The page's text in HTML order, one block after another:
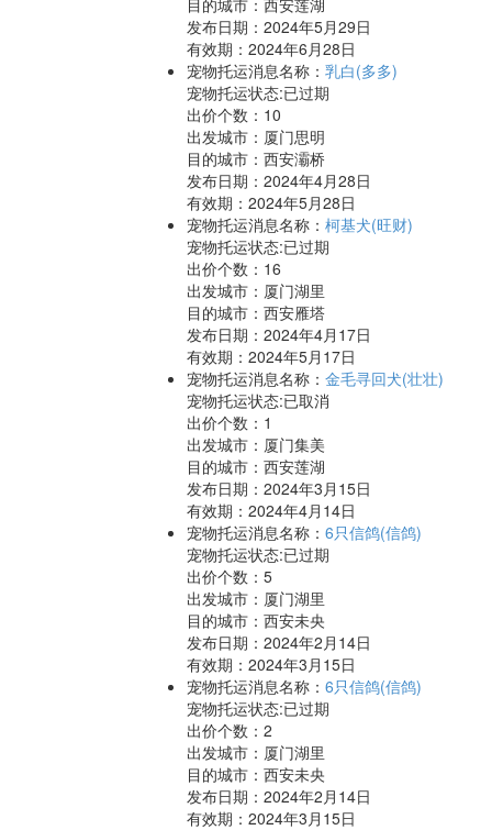
目的城市：西安莲湖
发布日期：2024年5月29日
有效期：2024年6月28日
宠物托运消息名称： 乳白(多多)
宠物托运状态:已过期
出价个数： 10
出发城市：厦门思明
目的城市：西安灞桥
发布日期：2024年4月28日
有效期：2024年5月28日
宠物托运消息名称： 柯基犬(旺财)
宠物托运状态:已过期
出价个数： 16
出发城市：厦门湖里
目的城市：西安雁塔
发布日期：2024年4月17日
有效期：2024年5月17日
宠物托运消息名称： 金毛寻回犬(壮壮)
宠物托运状态:已取消
出价个数： 1
出发城市：厦门集美
目的城市：西安莲湖
发布日期：2024年3月15日
有效期：2024年4月14日
宠物托运消息名称： 6只信鸽(信鸽)
宠物托运状态:已过期
出价个数： 5
出发城市：厦门湖里
目的城市：西安未央
发布日期：2024年2月14日
有效期：2024年3月15日
宠物托运消息名称： 6只信鸽(信鸽)
宠物托运状态:已过期
出价个数： 2
出发城市：厦门湖里
目的城市：西安未央
发布日期：2024年2月14日
有效期：2024年3月15日